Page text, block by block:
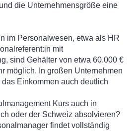
die Unternehmensgröße eine
im Personalwesen, etwa als HR
mit
sind Gehälter von etwa 60.000 €
möglich. In großen Unternehmen
Einkommen auch deutlich
Kurs auch in
oder der Schweiz absolvieren?
findet vollständig